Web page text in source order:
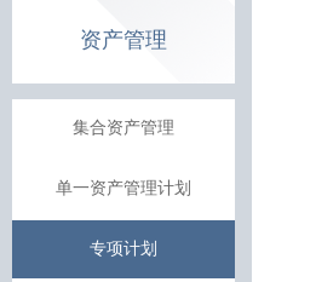
资产管理
集合资产管理
单一资产管理计划
专项计划